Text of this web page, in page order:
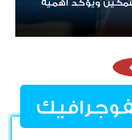
والوصاية